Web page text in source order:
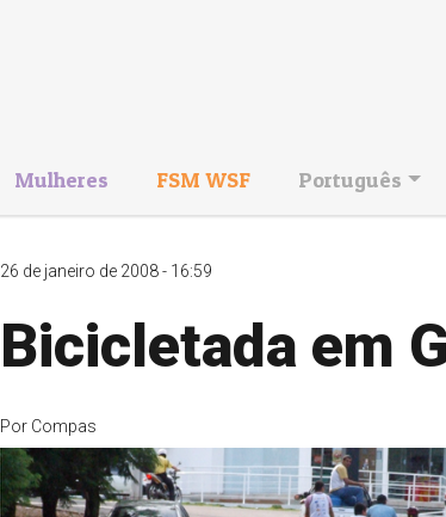
Mulheres FSM WSF Português
26 de janeiro de 2008 - 16:59
Bicicletada em
Por Compas